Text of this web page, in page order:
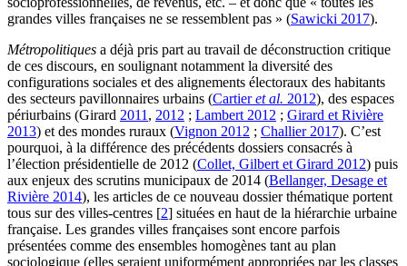
grandes villes françaises ne se ressemblent pas » (Sawicki 2017).
Métropolitiques a déjà pris part au travail de déconstruction critique
de ces discours, en soulignant notamment la diversité des
configurations sociales et des alignements électoraux des habitants
des secteurs pavillonnaires urbains (Cartieret al. 2012), des espaces
périurbains (Girard 2011 , 2012 ; Lambert 2012 ; Girard et Rivière
2013) et des mondes ruraux (Vignon 2012 ; Challier 2017). C’est
pourquoi, à la différence des précédents dossiers consacrés à
l’élection présidentielle de 2012 (Collet, Gilbert et Girard 2012) puis
aux enjeux des scrutins municipaux de 2014 (Bellanger, Desage et
Rivière 2014), les articles de ce nouveau dossier thématique portent
tous sur des villes-centres [2] situées en haut de la hiérarchie urbaine
française. Les grandes villes françaises sont encore parfois
présentées comme des ensembles homogènes tant au plan
sociologique (elles seraient uniformément appropriées par les classes